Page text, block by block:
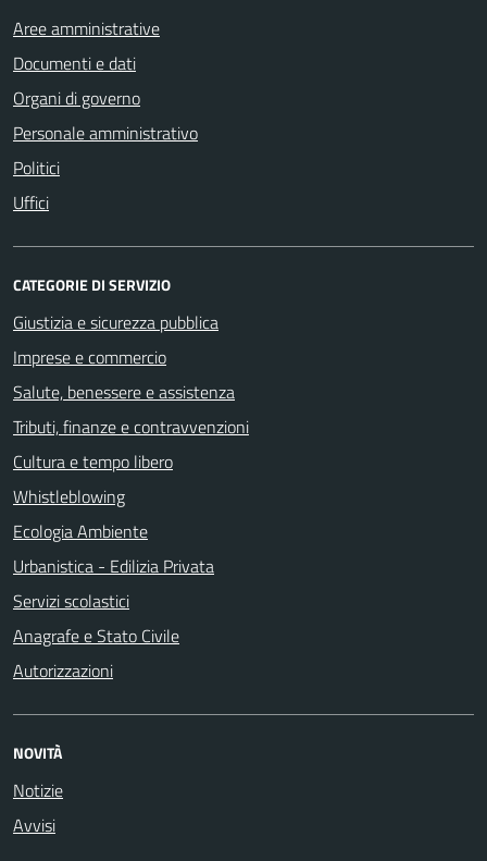
Aree amministrative
Documenti e dati
Organi di governo
Personale amministrativo
Politici
Uffici
CATEGORIE DI SERVIZIO
Giustizia e sicurezza pubblica
Imprese e commercio
Salute, benessere e assistenza
Tributi, finanze e contravvenzioni
Cultura e tempo libero
Whistleblowing
Ecologia Ambiente
Urbanistica - Edilizia Privata
Servizi scolastici
Anagrafe e Stato Civile
Autorizzazioni
NOVITÀ
Notizie
Avvisi